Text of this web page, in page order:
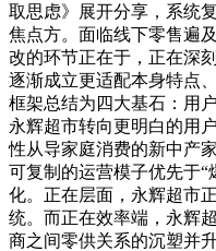
取思虑》展开分享，系统
焦点方。面临线下零售遍
改的环节正在于，正在深
逐渐成立更适配本身特点
框架总结为四大基石：用
永辉超市转向更明白的用
性从导家庭消费的新中产
可复制的运营模子优先于
化。正在层面，永辉超市
统。而正在效率端，永辉
商之间零供关系的沉塑并